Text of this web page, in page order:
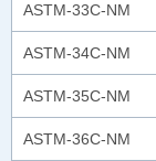
ASTM-33C-NM
ASTM-34C-NM
ASTM-35C-NM
ASTM-36C-NM